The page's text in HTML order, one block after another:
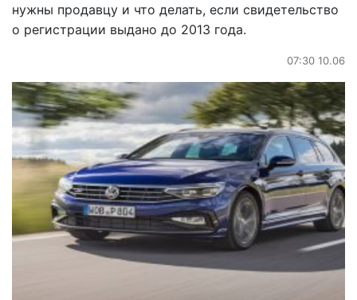
нужны продавцу и что делать, если свидетельство
о регистрации выдано до 2013 года.
07:30 10.06